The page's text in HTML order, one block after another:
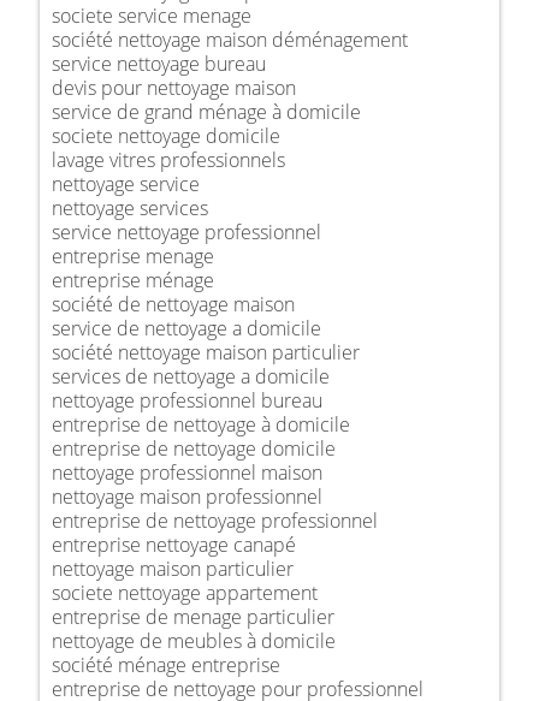
societe service menage
société nettoyage maison déménagement
service nettoyage bureau
devis pour nettoyage maison
service de grand ménage à domicile
societe nettoyage domicile
lavage vitres professionnels
nettoyage service
nettoyage services
service nettoyage professionnel
entreprise menage
entreprise ménage
société de nettoyage maison
service de nettoyage a domicile
société nettoyage maison particulier
services de nettoyage a domicile
nettoyage professionnel bureau
entreprise de nettoyage à domicile
entreprise de nettoyage domicile
nettoyage professionnel maison
nettoyage maison professionnel
entreprise de nettoyage professionnel
entreprise nettoyage canapé
nettoyage maison particulier
societe nettoyage appartement
entreprise de menage particulier
nettoyage de meubles à domicile
société ménage entreprise
entreprise de nettoyage pour professionnel